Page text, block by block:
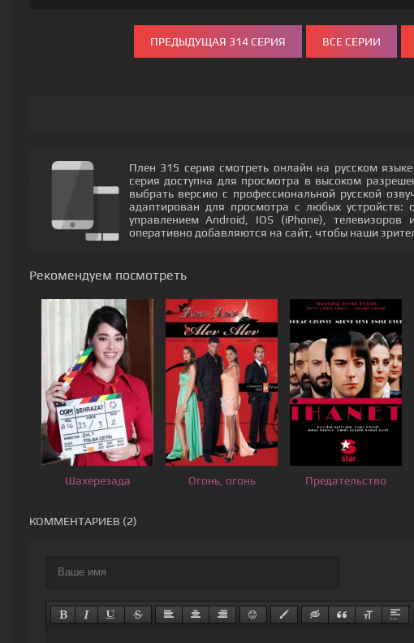
ПРЕДЫДУЩАЯ 314 СЕРИЯ ВСЕ СЕРИИ
Плен 315 серия смотреть онлайн на русском
серия доступна для просмотра в высоком
выбрать версию с профессиональной русской
адаптирован для просмотра с любых
управлением Android, IOS (iPhone),
оперативно добавляются на сайт, чтобы наши
Рекомендуем посмотреть
Шахерезада Огонь, огонь Предательство
КОММЕНТАРИЕВ (2)